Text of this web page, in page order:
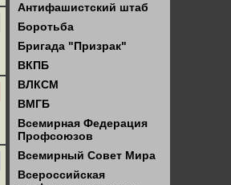
Антифашистский штаб
Боротьба
Бригада "Призрак"
ВКПБ
ВЛКСМ
ВМГБ
Всемирная Федерация
Профсоюзов
Всемирный Совет Мира
Всероссийская